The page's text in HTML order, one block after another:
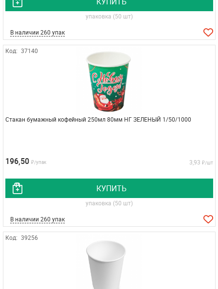
упаковка (50 шт)
В наличии 260 упак
Код: 37140
Стакан бумажный кофейный 250мл 80мм НГ ЗЕЛЕНЫЙ 1/50/1000
196,50 ₽/упак 3,93 ₽/шт
КУПИТЬ
упаковка (50 шт)
В наличии 260 упак
Код: 39256